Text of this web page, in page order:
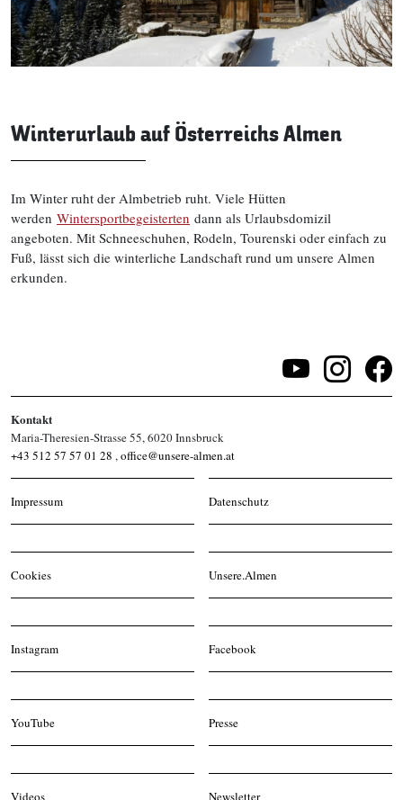
Winterurlaub auf Österreichs Almen
Im Winter ruht der Almbetrieb ruht. Viele Hütten
werden Wintersportbegeisterten dann als Urlaubsdomizil
angeboten. Mit Schneeschuhen, Rodeln, Tourenski oder einfach zu
Fuß, lässt sich die winterliche Landschaft rund um unsere Almen
erkunden.
Kontakt
Maria-Theresien-Strasse 55, 6020 Innsbruck
+43 512 57 57 01 28 ,office@unsere-almen.at
Impressum Datenschutz
Cookies Unsere.Almen
Instagram Facebook
YouTube Presse
Videos Newsletter